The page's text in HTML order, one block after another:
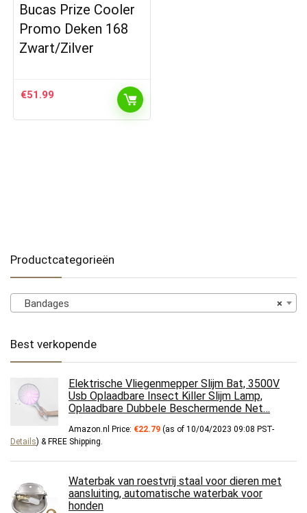
Bucas Prize Cooler
Promo Deken 168
Zwart/Zilver
€51.99
Productcategorieën
×
Bandages
Best verkopende
Elektrische Vliegenmepper Slijm Bat, 3500V
Usb Oplaadbare Insect Killer Slijm Lamp,
Oplaadbare Dubbele Beschermende Net…
Amazon.nl Price: €22.79 (as of 10/04/2023 09:08 PST-
Details) & FREE Shipping
Waterbak van roestvrij staal voor dieren met
aansluiting, automatische waterbak voor
honden